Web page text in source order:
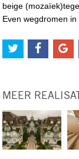
beige
Even wegdromen in
MEER